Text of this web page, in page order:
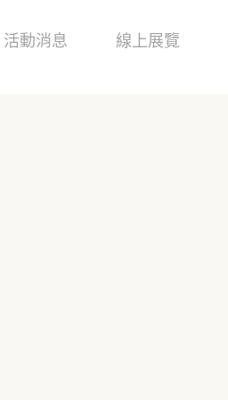
活動消息 線上展覽